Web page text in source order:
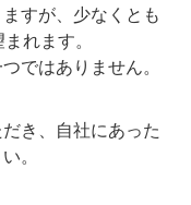
すが、少なくとも
れます。
ではありません。
き、自社にあった
。